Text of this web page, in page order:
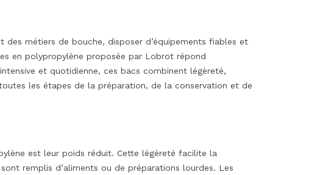
métiers de bouche, disposer d’équipements fiables et
en polypropylène proposée par Lobrot répond
et quotidienne, ces bacs combinent légèreté,
les étapes de la préparation, de la conservation et de
est leur poids réduit. Cette légèreté facilite la
remplis d’aliments ou de préparations lourdes. Les